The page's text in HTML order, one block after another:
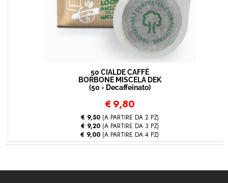
50 CIALDE CAFFÈ
BORBONE MISCELA DEK
(50 - Decaffeinato)
€ 9,80
€ 9,50(A PARTIRE DA 2 PZ)
€ 9,20(A PARTIRE DA 3 PZ)
€ 9,00 (A PARTIRE DA 4 PZ)